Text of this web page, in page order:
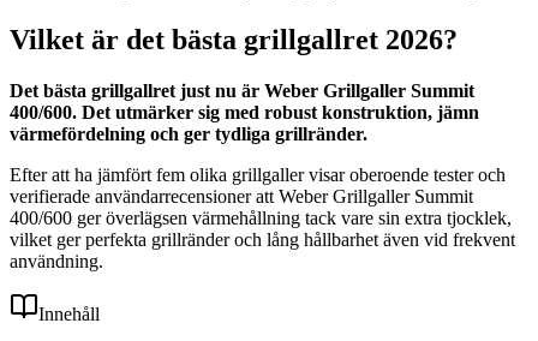
Vilket är det bästa grillgallret 2026?
Det bästa grillgallret just nu är Weber Grillgaller Summit
400/600. Det utmärker sig med robust konstruktion, jämn
värmefördelning och ger tydliga grillränder.
Efter att ha jämfört fem olika grillgaller visar oberoende tester och
verifierade användarrecensioner att Weber Grillgaller Summit
400/600 ger överlägsen värmehållning tack vare sin extra tjocklek,
vilket ger perfekta grillränder och lång hållbarhet även vid frekvent
användning.
Innehåll